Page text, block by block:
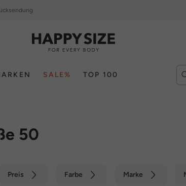
SALE% TOP 100
50
Preis Farbe Marke